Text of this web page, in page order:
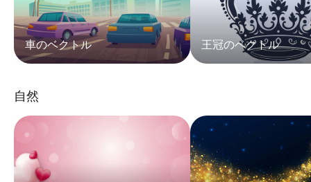
車のベクトル 王冠のベクトル
自然